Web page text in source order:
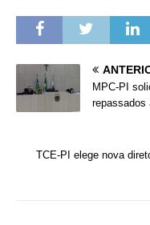
MPC-PI
repassados
TCE-PI elege nova